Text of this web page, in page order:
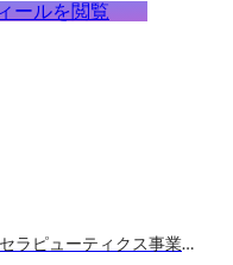
ールを閲覧
株式会社MICIN / デジタルセラピューティクス事業部 プロダクトユニットマネージャー→事業部長